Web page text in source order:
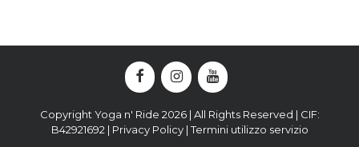
Copyright Yoga n' Ride 2026 | All Rights Reserved | CIF:
B42921692 | Privacy Policy|Termini utilizzo servizio